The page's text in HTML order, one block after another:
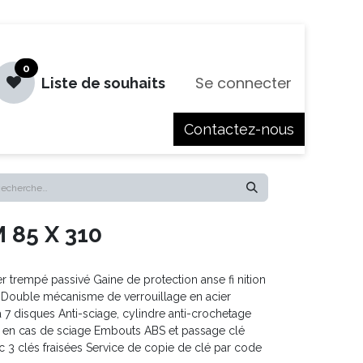
0
Liste de souhaits Se connecter
Contactez-nous
85 X 310
trempé passivé Gaine de protection anse fi nition
mécanisme de verrouillage en acier
disques Anti-sciage, cylindre anti-crochetage
cas de sciage Embouts ABS et passage clé
3 clés fraisées Service de copie de clé par code